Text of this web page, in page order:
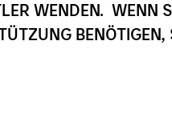
WENDEN. WENN
BENÖTIGEN,
Portfoliomanager